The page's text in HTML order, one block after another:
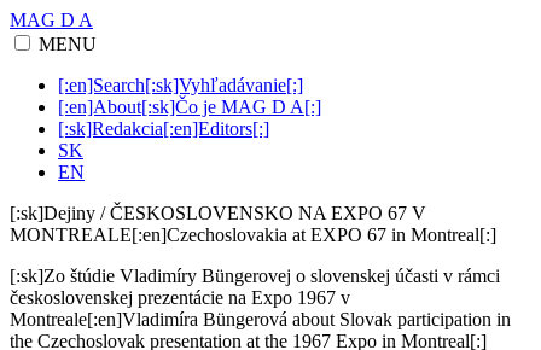
MAG D A
MENU
[:en]Search[:sk]Vyhľadávanie[:]
[:en]About[:sk]Čo je MAG D A[:]
[:sk]Redakcia[:en]Editors[:]
SK
EN
[:sk]Dejiny / ČESKOSLOVENSKO NA EXPO 67 V
MONTREALE[:en]Czechoslovakia at EXPO 67 in Montreal[:]
[:sk]Zo štúdie Vladimíry Büngerovej o slovenskej účasti v rámci
československej prezentácie na Expo 1967 v
Montreale[:en]Vladimíra Büngerová about Slovak participation in
the Czechoslovak presentation at the 1967 Expo in Montreal[:]